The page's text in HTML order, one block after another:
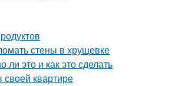
стены в хрущевке
это и как это сделать
своей квартире